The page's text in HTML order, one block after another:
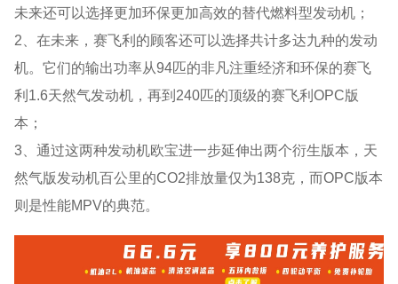
未来还可以选择更加环保更加高效的替代燃料型发动机；
2、在未来，赛飞利的顾客还可以选择共计多达九种的发动
机。它们的输出功率从94匹的非凡注重经济和环保的赛飞
利1.6天然气发动机，再到240匹的顶级的赛飞利OPC版
本；
3、通过这两种发动机欧宝进一步延伸出两个衍生版本，天
然气版发动机百公里的CO2排放量仅为138克，而OPC版本
则是性能MPV的典范。